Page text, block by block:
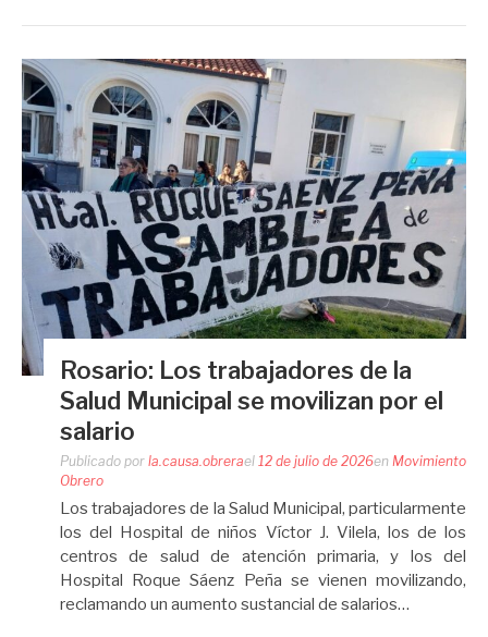
Rosario: Los trabajadores de la
Salud Municipal se movilizan por el
salario
Publicado por la.causa.obrerael 12 de julio de 2026en Movimiento
Obrero
Los trabajadores de la Salud Municipal, particularmente
los del Hospital de niños Víctor J. Vilela, los de los
centros de salud de atención primaria, y los del
Hospital Roque Sáenz Peña se vienen movilizando,
reclamando un aumento sustancial de salarios…